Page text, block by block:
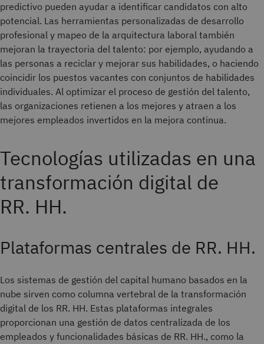
predictivo pueden ayudar a identificar candidatos con alto
potencial. Las herramientas personalizadas de desarrollo
profesional y mapeo de la arquitectura laboral también
mejoran la trayectoria del talento: por ejemplo, ayudando a
las personas a reciclar y mejorar sus habilidades, o haciendo
coincidir los puestos vacantes con conjuntos de habilidades
individuales. Al optimizar el proceso de gestión del talento,
las organizaciones retienen a los mejores y atraen a los
mejores empleados invertidos en la mejora continua.
Tecnologías utilizadas en una
transformación digital de
RR. HH.
Plataformas centrales de RR. HH.
Los sistemas de gestión del capital humano basados en la
nube sirven como columna vertebral de la transformación
digital de los RR. HH. Estas plataformas integrales
proporcionan una gestión de datos centralizada de los
empleados y funcionalidades básicas de RR. HH., como la